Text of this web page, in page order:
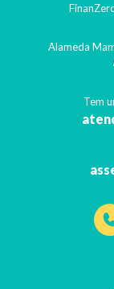
Alameda
Tem